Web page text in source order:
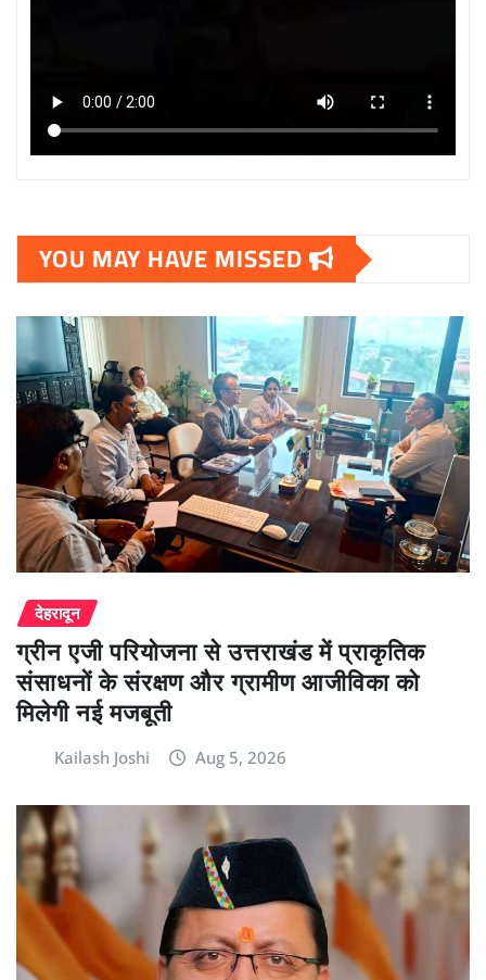
YOU MAY HAVE MISSED
देहरादून
ग्रीन एजी परियोजना से उत्तराखंड में प्राकृतिक
संसाधनों के संरक्षण और ग्रामीण आजीविका को
मिलेगी नई मजबूती
Kailash Joshi Aug 5, 2026